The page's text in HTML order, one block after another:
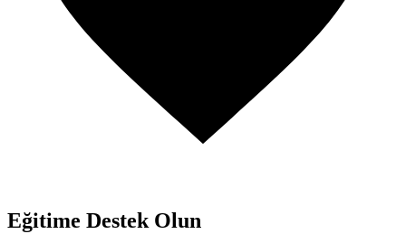
Eğitime Destek Olun